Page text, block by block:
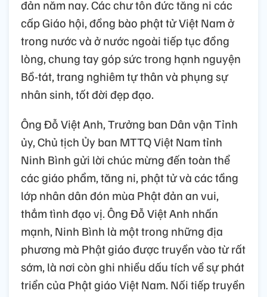
đản năm nay. Các chư tôn đức tăng ni các
cấp Giáo hội, đồng bào phật tử Việt Nam ở
trong nước và ở nước ngoài tiếp tục đồng
lòng, chung tay góp sức trong hạnh nguyện
Bồ-tát, trang nghiêm tự thân và phụng sự
nhân sinh, tốt đời đẹp đạo.
Ông Đỗ Việt Anh, Trưởng ban Dân vận Tỉnh
ủy, Chủ tịch Ủy ban MTTQ Việt Nam tỉnh
Ninh Bình gửi lời chúc mừng đến toàn thể
các giáo phẩm, tăng ni, phật tử và các tầng
lớp nhân dân đón mùa Phật đản an vui,
thắm tình đạo vị. Ông Đỗ Việt Anh nhấn
mạnh, Ninh Bình là một trong những địa
phương mà Phật giáo được truyền vào từ rất
sớm, là nơi còn ghi nhiều dấu tích về sự phát
triển của Phật giáo Việt Nam. Nối tiếp truyền